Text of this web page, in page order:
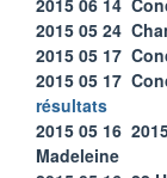
2015 06 14
2015 05 24
2015 05 17
2015 05 17
résultats
2015 05 16
Madeleine